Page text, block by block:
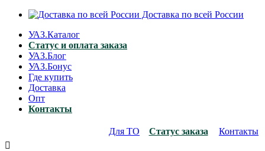
Доставка по всей России
УАЗ.Каталог
Статус и оплата заказа
УАЗ.Блог
УАЗ.Бонус
Где купить
Доставка
Опт
Контакты
Для ТО Статус заказа
Контакты
